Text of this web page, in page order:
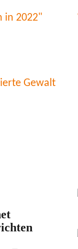
Gewalt